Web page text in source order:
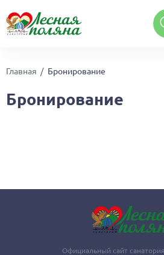
Размер шрифта: А
Изображения:
Обычная версия сайта
Главная Бронирование
Бронирование
Официальный сайт